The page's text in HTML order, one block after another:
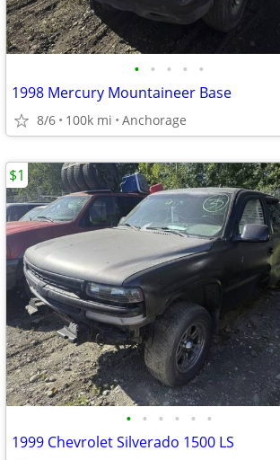
• • • • •
1998 Mercury Mountaineer Base
8/6 100k mi Anchorage
• • • • • •
1999 Chevrolet Silverado 1500 LS
$1